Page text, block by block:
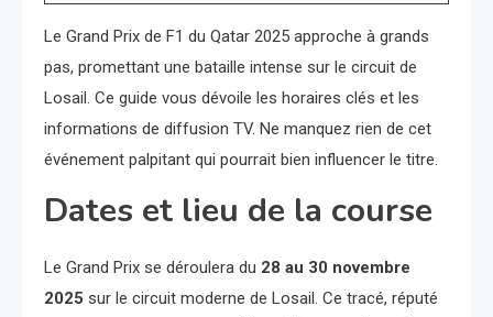
Le Grand Prix de F1 du Qatar 2025 approche à grands
pas, promettant une bataille intense sur le circuit de
Losail. Ce guide vous dévoile les horaires clés et les
informations de diffusion TV. Ne manquez rien de cet
événement palpitant qui pourrait bien influencer le titre.
Dates et lieu de la course
Le Grand Prix se déroulera du 28 au 30 novembre
2025 sur le circuit moderne de Losail. Ce tracé, réputé